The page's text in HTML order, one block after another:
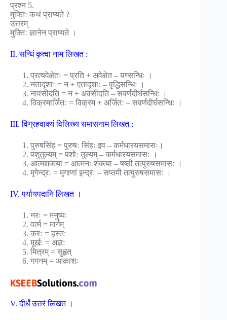
प्रश्न 5.
मुक्तिः कथं प्राप्यते ?
उत्तरम्
मुक्तिः ज्ञानेन प्राप्यते ।
II. सन्धिं कृत्वा नाम लिखत :
प्रत्यवेक्षेतः = प्रति + अवेक्षेत – यण्सन्धिः ।
नतादृशाः = न + एतादृशाः – वृद्धिसन्धिः ।
नावसीदति = न + अवसीदति – सवर्णदीर्घसन्धिः ।
विक्रमार्जितः = विक्रम + अर्जितः – सवर्णदीर्घसन्धिः ।
III. विग्रहवाक्यं विलिख्य समासनाम लिखत :
पुरुषसिंह = पुरुषः सिंहः इव – कर्मधारयसमासः।
पशुतुल्यम् = पशोः तुल्यम् – कर्मधारयसमासः ।
आत्मशक्त्या = आत्मनः शक्त्या – षष्ठी तत्पुरुषसमासः ।
मृगेन्द्रः = मृगाणां इन्द्रः – सप्तमी तत्पुरुषसमासः ।
IV. पर्यायपदानि लिखत ।
नरः = मनुष्यः
वर्त्म = मार्गम्
करः = हस्तः
मूर्खः = अज्ञः
मित्रम् = सुहृत्
गगनम् = आकाशः
V. दीर्धं उत्तरं लिखत ।